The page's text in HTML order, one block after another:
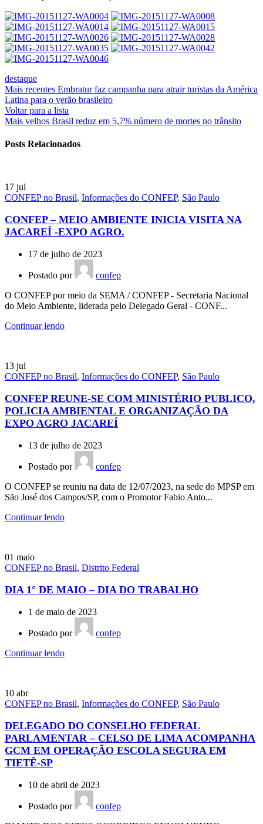
destaque
Mais recentes Embratur faz campanha para atrair turistas da América
Latina para o verão brasileiro
Voltar para a lista
Mais velhos Brasil reduz em 5,7% número de mortes no trânsito
Posts Relacionados
17 jul
CONFEP no Brasil, Informações do CONFEP, São Paulo
CONFEP – MEIO AMBIENTE INICIA VISITA NA
JACAREÍ -EXPO AGRO.
17 de julho de 2023
Postado por
confep
O CONFEP por meio da SEMA / CONFEP - Secretaria Nacional
do Meio Ambiente, liderada pelo Delegado Geral - CONF...
Continuar lendo
13 jul
CONFEP no Brasil, Informações do CONFEP, São Paulo
CONFEP REUNE-SE COM MINISTÉRIO PUBLICO,
POLICIA AMBIENTAL E ORGANIZAÇÃO DA
EXPO AGRO JACAREÍ
13 de julho de 2023
Postado por
confep
O CONFEP se reuniu na data de 12/07/2023, na sede do MPSP em
São José dos Campos/SP, com o Promotor Fabio Anto...
Continuar lendo
01 maio
CONFEP no Brasil, Distrito Federal
DIA 1° DE MAIO – DIA DO TRABALHO
1 de maio de 2023
Postado por
confep
Continuar lendo
10 abr
CONFEP no Brasil, Informações do CONFEP, São Paulo
DELEGADO DO CONSELHO FEDERAL
PARLAMENTAR – CELSO DE LIMA ACOMPANHA
GCM EM OPERAÇÃO ESCOLA SEGURA EM
TIETÊ-SP
10 de abril de 2023
Postado por
confep